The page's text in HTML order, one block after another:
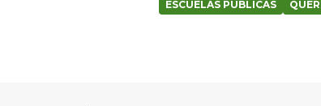
ESCUELAS PUBLICAS